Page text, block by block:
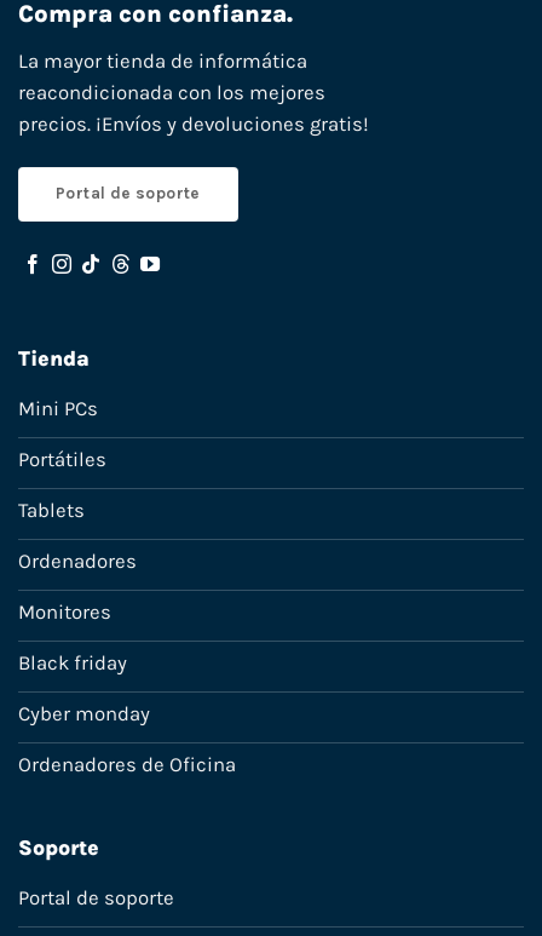
Compra con confianza.
La mayor tienda de informática
reacondicionada con los mejores
precios. ¡Envíos y devoluciones gratis!
Portal de soporte
Tienda
Mini PCs
Portátiles
Tablets
Ordenadores
Monitores
Black friday
Cyber monday
Ordenadores de Oficina
Soporte
Portal de soporte